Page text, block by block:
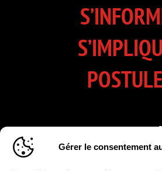
Gérer le consentement
INSCRIVEZ-VOUS